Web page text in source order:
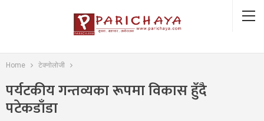
Home टेक्नोलोजी
पर्यटकीय गन्तव्यका रूपमा विकास हुँदै
पटेकडाँडा